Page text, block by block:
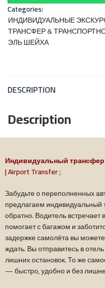
Categories:
ИНДИВИДУАЛЬНЫЕ
ТРАНСФЕР &
ЭЛЬ ШЕЙХА
DESCRIPTION
Description
Индивидуальный
| Airport Transfer ;
Забудьте о переполненных
предлагаем индивидуальный
обратно. Водитель
помогает с багажом и
задержке самолёта вы
ждать. Вы отправитесь в
лишних остановок. То же
— быстро, удобно и без